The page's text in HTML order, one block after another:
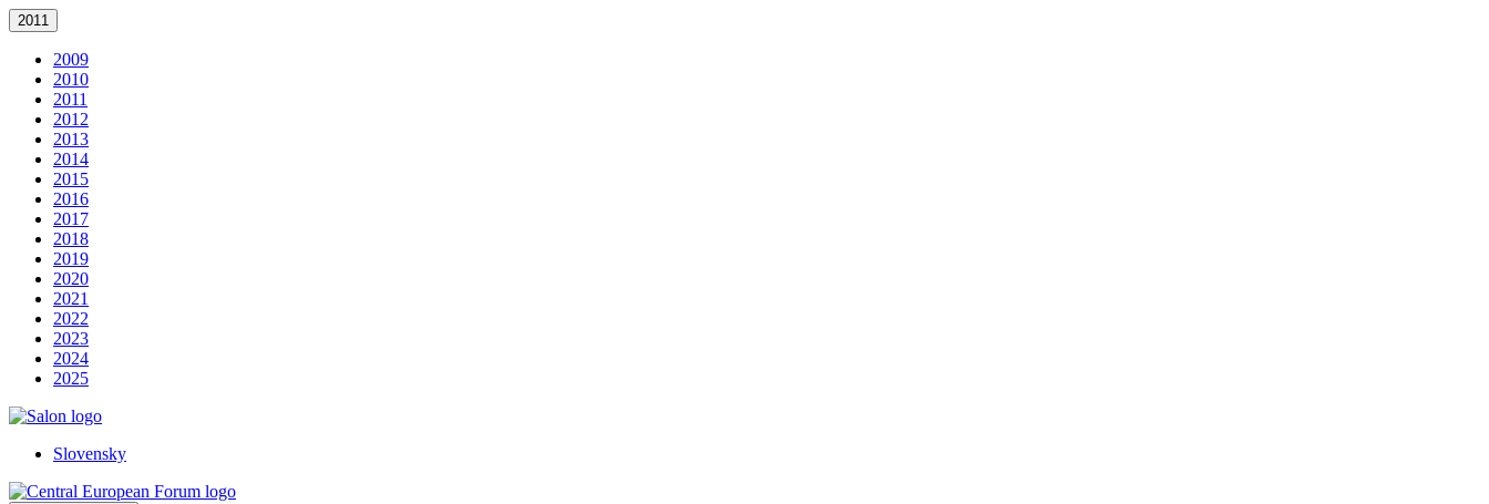
2011
2009
2010
2011
2012
2013
2014
2015
2016
2017
2018
2019
2020
2021
2022
2023
2024
2025
Slovensky